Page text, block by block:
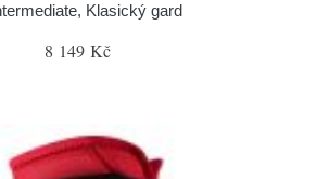
Klasický gard
8 149 Kč